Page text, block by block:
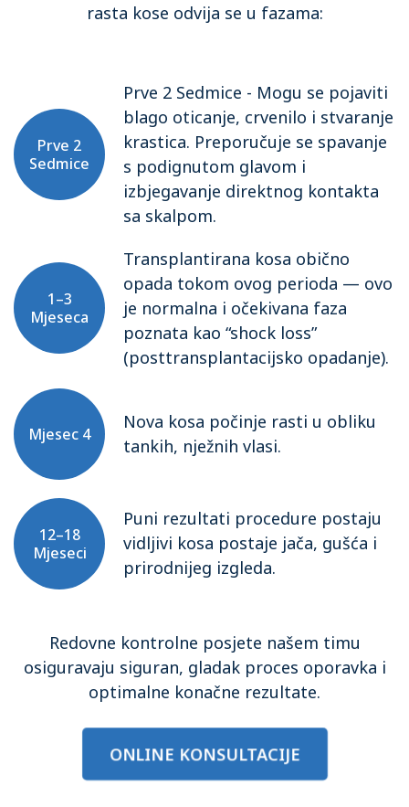
rasta kose odvija se u fazama:
Prve 2
Sedmice
Prve 2 Sedmice - Mogu se pojaviti
blago oticanje, crvenilo i stvaranje
krastica. Preporučuje se spavanje
s podignutom glavom i
izbjegavanje direktnog kontakta
sa skalpom.
1–3
Mjeseca
Transplantirana kosa obično
opada tokom ovog perioda — ovo
je normalna i očekivana faza
poznata kao “shock loss”
(posttransplantacijsko opadanje).
Mjesec 4
Nova kosa počinje rasti u obliku
tankih, nježnih vlasi.
12–18
Mjeseci
Puni rezultati procedure postaju
vidljivi kosa postaje jača, gušća i
prirodnijeg izgleda.
Redovne kontrolne posjete našem timu
osiguravaju siguran, gladak proces oporavka i
optimalne konačne rezultate.
ONLINE KONSULTACIJE